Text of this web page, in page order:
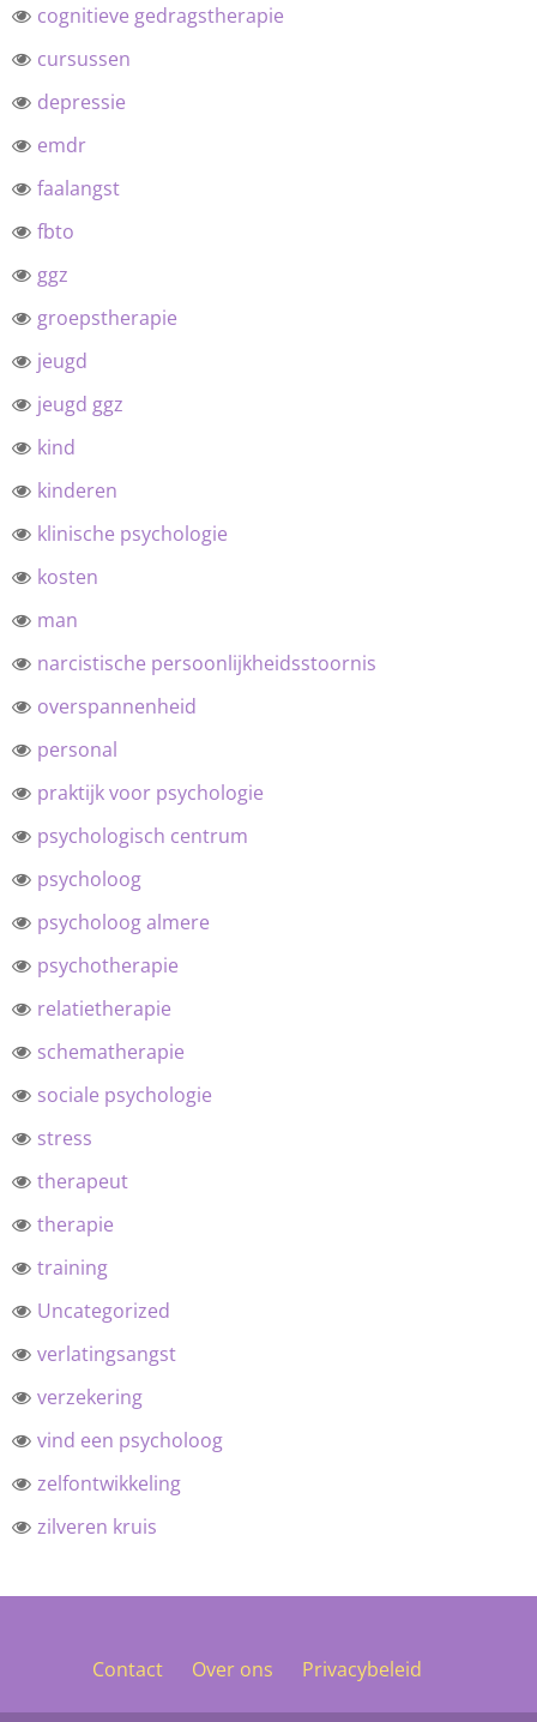
cognitieve gedragstherapie
cursussen
depressie
emdr
faalangst
fbto
ggz
groepstherapie
jeugd
jeugd ggz
kind
kinderen
klinische psychologie
kosten
man
narcistische persoonlijkheidsstoornis
overspannenheid
personal
praktijk voor psychologie
psychologisch centrum
psycholoog
psycholoog almere
psychotherapie
relatietherapie
schematherapie
sociale psychologie
stress
therapeut
therapie
training
Uncategorized
verlatingsangst
verzekering
vind een psycholoog
zelfontwikkeling
zilveren kruis
Contact Over ons Privacybeleid